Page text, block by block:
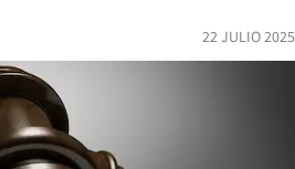
22 JULIO 2025